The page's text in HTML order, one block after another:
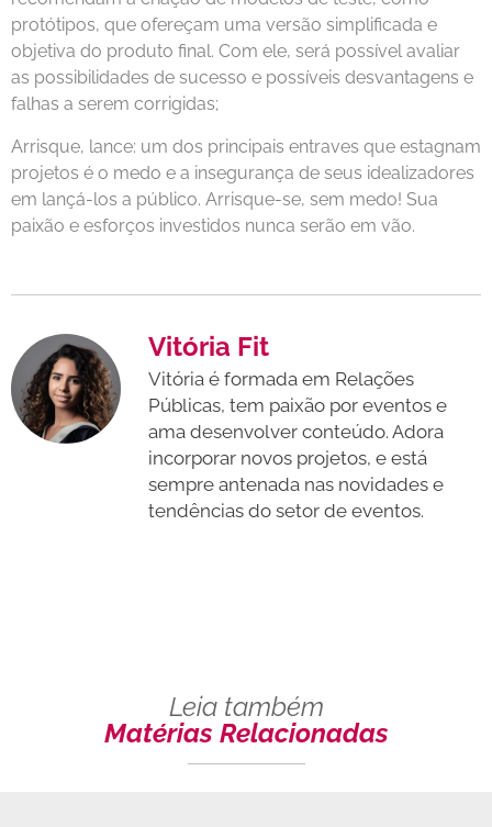
protótipos, que ofereçam uma versão simplificada e
objetiva do produto final. Com ele, será possível avaliar
as possibilidades de sucesso e possíveis desvantagens e
falhas a serem corrigidas;
Arrisque, lance: um dos principais entraves que estagnam
projetos é o medo e a insegurança de seus idealizadores
em lançá-los a público. Arrisque-se, sem medo! Sua
paixão e esforços investidos nunca serão em vão.
Vitória Fit
Vitória é formada em Relações
Públicas, tem paixão por eventos e
ama desenvolver conteúdo. Adora
incorporar novos projetos, e está
sempre antenada nas novidades e
tendências do setor de eventos.
Leia também
Matérias Relacionadas